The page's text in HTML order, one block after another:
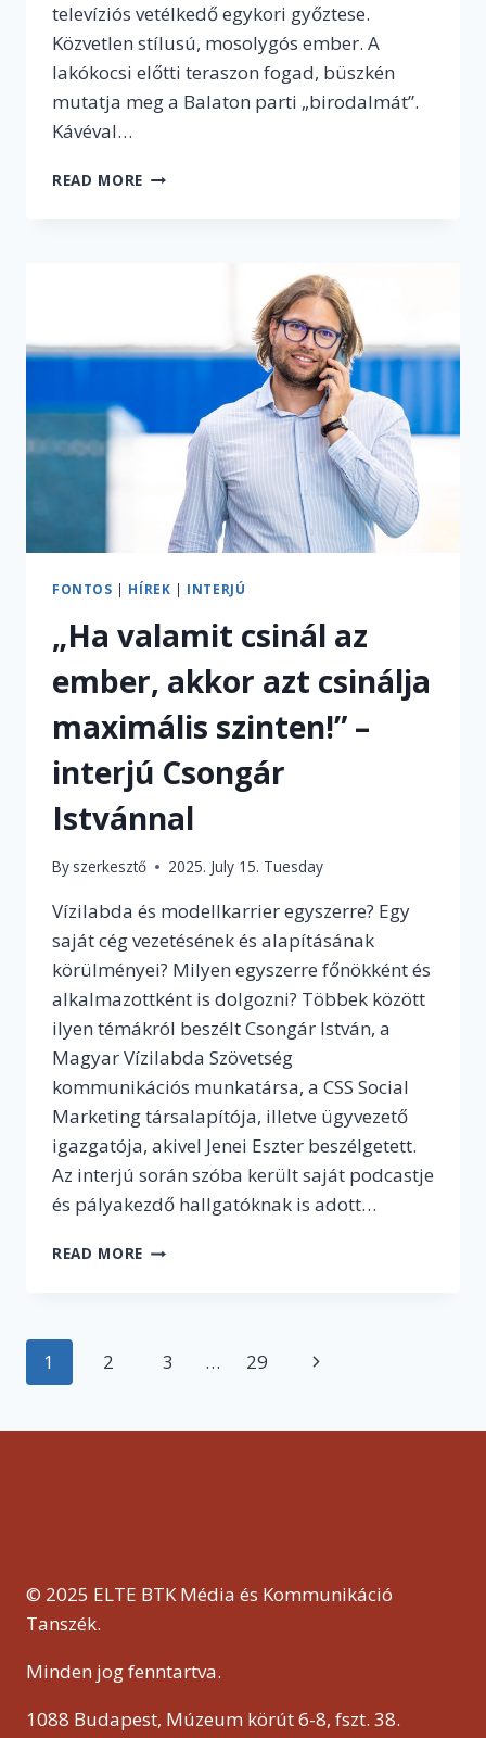
televíziós vetélkedő egykori győztese.
Közvetlen stílusú, mosolygós ember. A
lakókocsi előtti teraszon fogad, büszkén
mutatja meg a Balaton parti „birodalmát”.
Kávéval…
READ MORE KISVÁROSI
CSODABOGARA:
L.
RIPORTERREL
FONTOS | HÍREK | INTERJÚ
„Ha valamit csinál az
ember, akkor azt csinálja
maximális szinten!” –
interjú Csongár
Istvánnal
By szerkesztő 2025. July 15. Tuesday
Vízilabda és modellkarrier egyszerre? Egy
saját cég vezetésének és alapításának
körülményei? Milyen egyszerre főnökként és
alkalmazottként is dolgozni? Többek között
ilyen témákról beszélt Csongár István, a
Magyar Vízilabda Szövetség
kommunikációs munkatársa, a CSS Social
Marketing társalapítója, illetve ügyvezető
igazgatója, akivel Jenei Eszter beszélgetett.
Az interjú során szóba került saját podcastje
és pályakezdő hallgatóknak is adott…
READ MORE „HA
AKKOR
MAXIMÁLIS
Page
1 2 3 … 29
Next
© 2025 ELTE BTK Média és Kommunikáció
Tanszék.
Minden jog fenntartva.
1088 Budapest, Múzeum körút 6-8, fszt. 38.